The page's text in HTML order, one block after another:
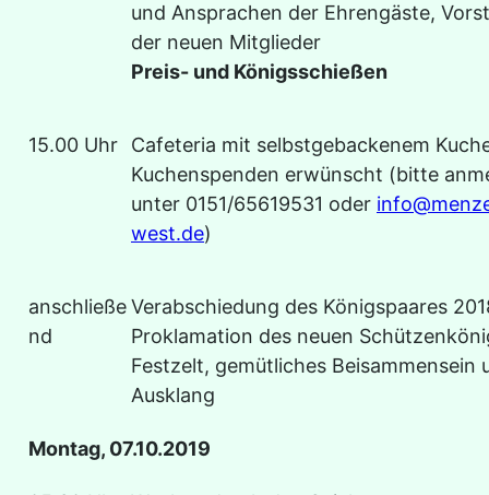
und Ansprachen der Ehrengäste,
der neuen Mitglieder
Preis- und Königsschießen
15.00 Uhr
Cafeteria mit selbstgebackenem
Kuchenspenden erwünscht (bitte
unter 0151/65619531 oder
west.de)
anschließe
nd
Verabschiedung des Königspaares
Proklamation des neuen
Festzelt, gemütliches Beisammensein
Ausklang
Montag, 07.10.2019